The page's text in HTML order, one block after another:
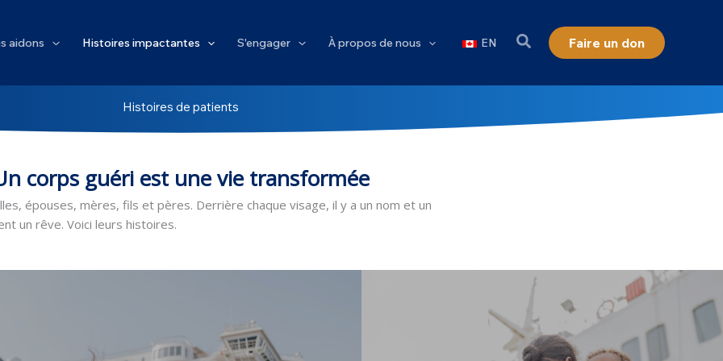
aidons Histoires impactantes S'engager À propos de nous EN Faire un don
Histoires de patients
corps guéri est une vie transformée
épouses, mères, fils et pères. Derrière chaque visage, il y a un nom et un
un rêve. Voici leurs histoires.